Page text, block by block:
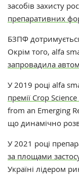
засобів захисту
препаративних
БЗПФ
Окрім того, alfa
запровадила
У 2019 році alfa
премії Crop
from an Emerging
що динамічно
У 2021 році
за площами
Україні лідером